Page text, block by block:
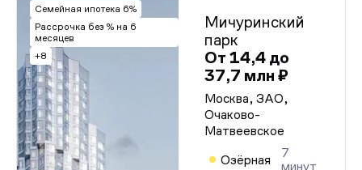
Семейная ипотека 6%
Рассрочка без % на 6
месяцев
+8
Мичуринский
парк
От 14,4 до
37,7 млн ₽
Москва, ЗАО,
Очаково-
Матвеевское
Озёрная
7
минут